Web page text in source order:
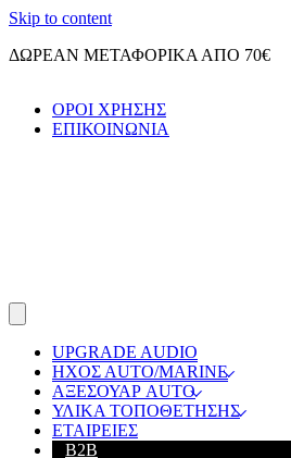
Skip to content
ΔΩΡΕΑΝ ΜΕΤΑΦΟΡΙΚΑ ΑΠΟ 70€
ΟΡΟΙ ΧΡΗΣΗΣ
ΕΠΙΚΟΙΝΩΝΙΑ
UPGRADE AUDIO
ΗΧΟΣ ΑUTO/MARINE
ΑΞΕΣΟΥΑΡ AUTO
ΥΛΙΚΑ ΤΟΠΟΘΕΤΗΣΗΣ
ΕΤΑΙΡΕΙΕΣ
B2B